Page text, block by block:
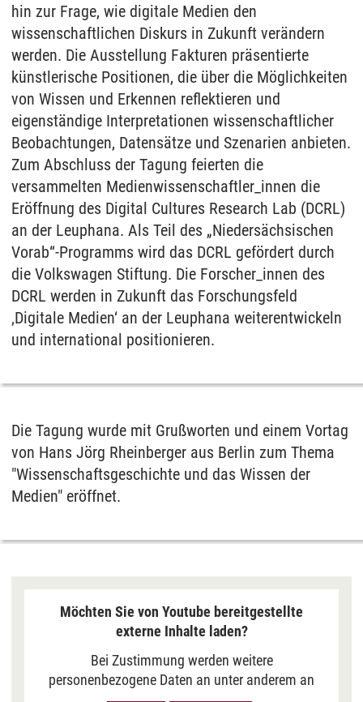
hin zur Frage, wie digitale Medien den
wissenschaftlichen Diskurs in Zukunft verändern
werden. Die Ausstellung Fakturen präsentierte
künstlerische Positionen, die über die Möglichkeiten
von Wissen und Erkennen reflektieren und
eigenständige Interpretationen wissenschaftlicher
Beobachtungen, Datensätze und Szenarien anbieten.
Zum Abschluss der Tagung feierten die
versammelten Medienwissenschaftler_innen die
Eröffnung des Digital Cultures Research Lab (DCRL)
an der Leuphana. Als Teil des „Niedersächsischen
Vorab“-Programms wird das DCRL gefördert durch
die Volkswagen Stiftung. Die Forscher_innen des
DCRL werden in Zukunft das Forschungsfeld
‚Digitale Medien‘ an der Leuphana weiterentwickeln
und international positionieren.
Die Tagung wurde mit Grußworten und einem Vortag
von Hans Jörg Rheinberger aus Berlin zum Thema
"Wissenschaftsgeschichte und das Wissen der
Medien" eröffnet.
Möchten Sie von Youtube bereitgestellte
externe Inhalte laden?
Bei Zustimmung werden weitere
personenbezogene Daten an unter anderem an